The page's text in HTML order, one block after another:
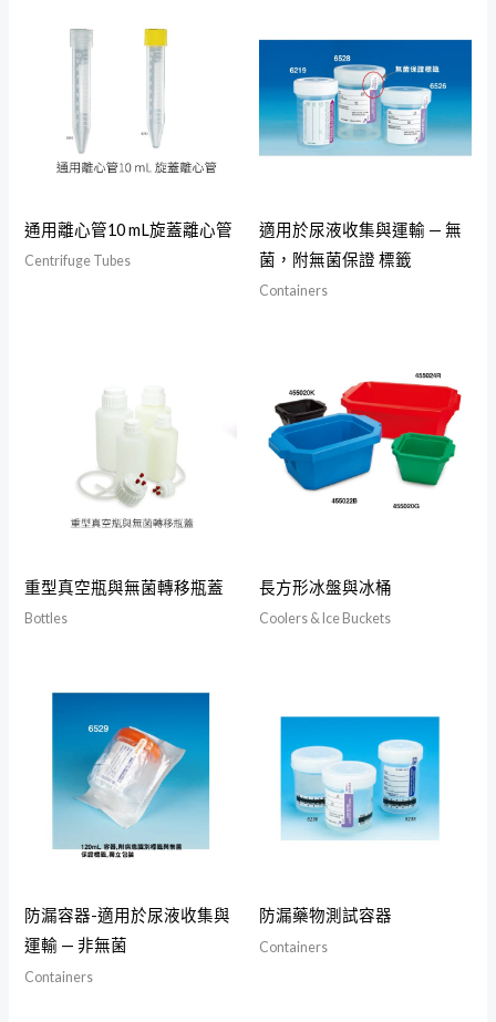
通用離心管10 mL旋蓋離心管
Centrifuge Tubes
適用於尿液收集與運輸 — 無
菌，附無菌保證 標籤
Containers
重型真空瓶與無菌轉移瓶蓋
Bottles
長方形冰盤與冰桶
Coolers & Ice Buckets
防漏容器-適用於尿液收集與
運輸 — 非無菌
Containers
防漏藥物測試容器
Containers